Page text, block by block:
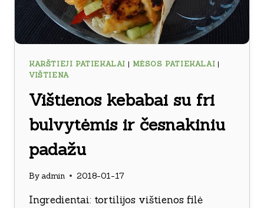
KARŠTIEJI PATIEKALAI | MĖSOS PATIEKALAI |
VIŠTIENA
Vištienos kebabai su fri
bulvytėmis ir česnakiniu
padažu
By admin 2018-01-17
Ingredientai: tortilijos vištienos filė